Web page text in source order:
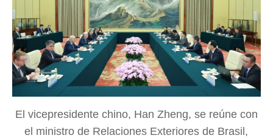
El vicepresidente chino, Han Zheng, se reúne con
el ministro de Relaciones Exteriores de Brasil,